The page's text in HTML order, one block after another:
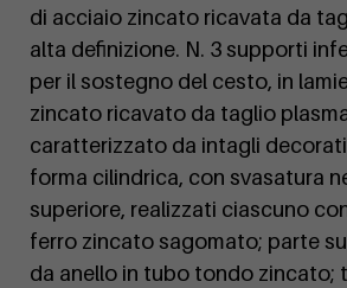
di acciaio zincato ricavata da
alta definizione. N. 3 supporti
per il sostegno del cesto, in
zincato ricavato da taglio
caratterizzato da intagli
forma cilindrica, con svasatura
superiore, realizzati ciascuno
ferro zincato sagomato; parte
da anello in tubo tondo zincato;